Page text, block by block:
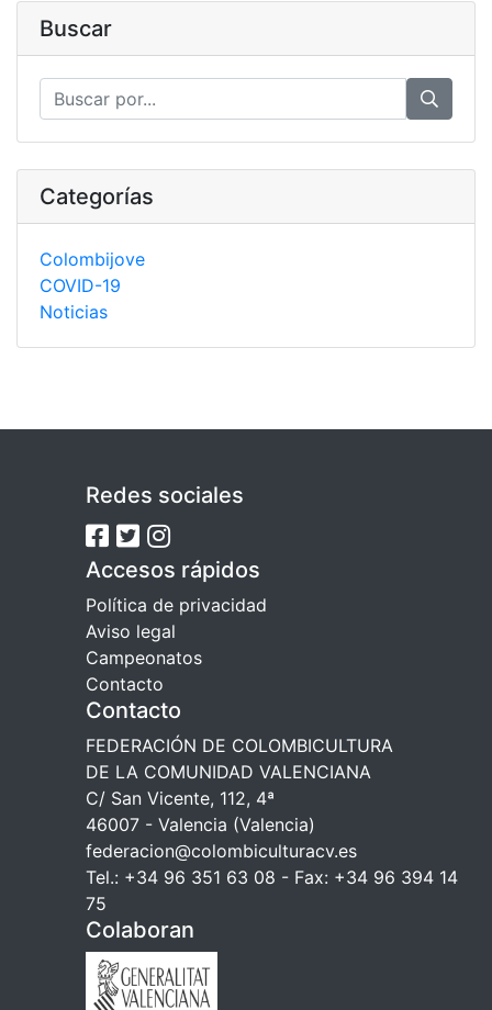
Buscar
Categorías
Colombijove
COVID-19
Noticias
Redes sociales
Accesos rápidos
Política de privacidad
Aviso legal
Campeonatos
Contacto
Contacto
FEDERACIÓN DE COLOMBICULTURA
DE LA COMUNIDAD VALENCIANA
C/ San Vicente, 112, 4ª
46007 - Valencia (Valencia)
federacion@colombiculturacv.es
Tel.: +34 96 351 63 08 - Fax: +34 96 394 14
75
Colaboran